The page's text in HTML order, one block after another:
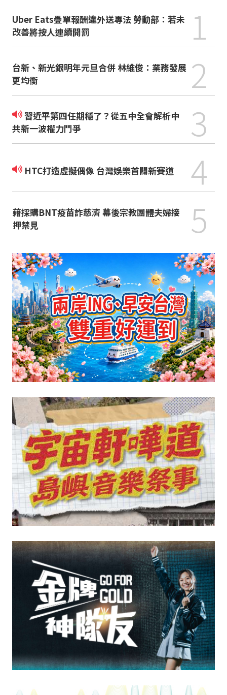
Uber Eats疊單報酬違外送專法 勞動部：若未
改善將按人連續開罰
1
台新、新光銀明年元旦合併 林維俊：業務發展
更均衡
2
習近平第四任期穩了？從五中全會解析中
共新一波權力鬥爭
3
HTC打造虛擬偶像 台灣娛樂首闢新賽道 4
藉採購BNT疫苗詐慈濟 幕後宗教團體夫婦接
押禁見
5